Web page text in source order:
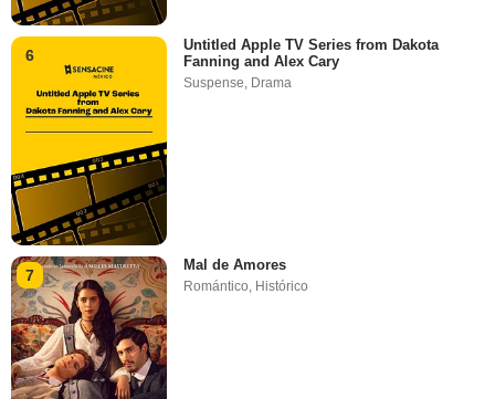
6
Untitled Apple TV Series from Dakota
Fanning and Alex Cary
Suspense, Drama
7
Mal de Amores
Romántico Histórico